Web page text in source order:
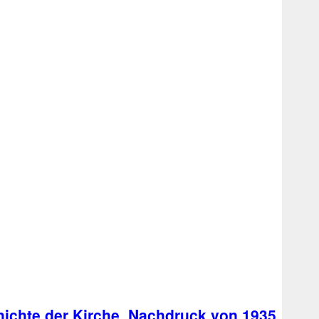
der Kirche, Nachdruck von 1935